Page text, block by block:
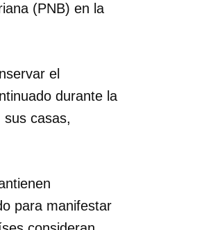
(PNB) en la
el
durante la
casas,
para manifestar